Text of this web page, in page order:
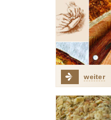
weiter